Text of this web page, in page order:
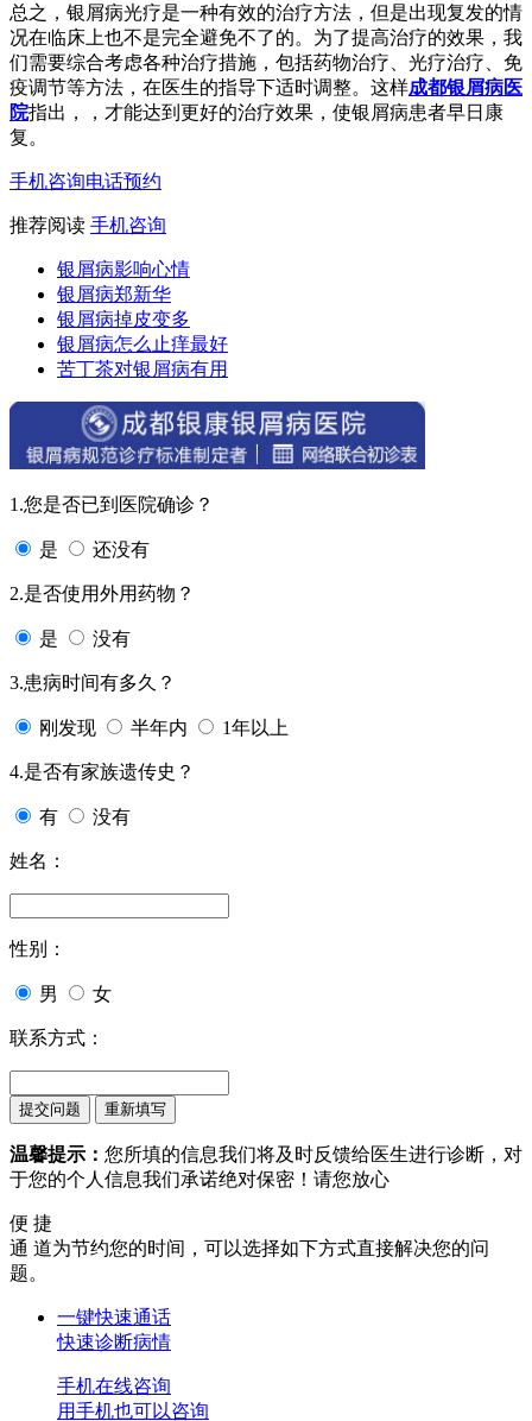
总之，银屑病光疗是一种有效的治疗方法，但是出现复发的情
况在临床上也不是完全避免不了的。为了提高治疗的效果，我
们需要综合考虑各种治疗措施，包括药物治疗、光疗治疗、免
疫调节等方法，在医生的指导下适时调整。这样成都银屑病医
院指出，，才能达到更好的治疗效果，使银屑病患者早日康
复。
手机咨询电话预约
推荐阅读 手机咨询
银屑病影响心情
银屑病郑新华
银屑病掉皮变多
银屑病怎么止痒最好
苦丁茶对银屑病有用
1.您是否已到医院确诊？
是 还没有
2.是否使用外用药物？
是 没有
3.患病时间有多久？
刚发现 半年内 1年以上
4.是否有家族遗传史？
有 没有
姓名：
性别：
男 女
联系方式：
温馨提示： 您所填的信息我们将及时反馈给医生进行诊断，对
于您的个人信息我们承诺绝对保密！请您放心
便 捷
通 道为节约您的时间，可以选择如下方式直接解决您的问
题。
一键快速通话
快速诊断病情
手机在线咨询
用手机也可以咨询